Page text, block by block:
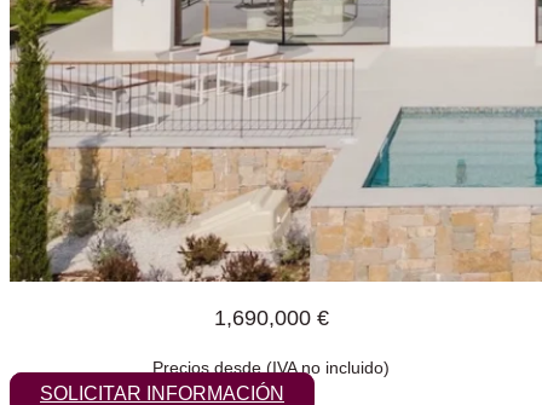
1,690,000 €
Precios desde (IVA no incluido)
SOLICITAR INFORMACIÓN